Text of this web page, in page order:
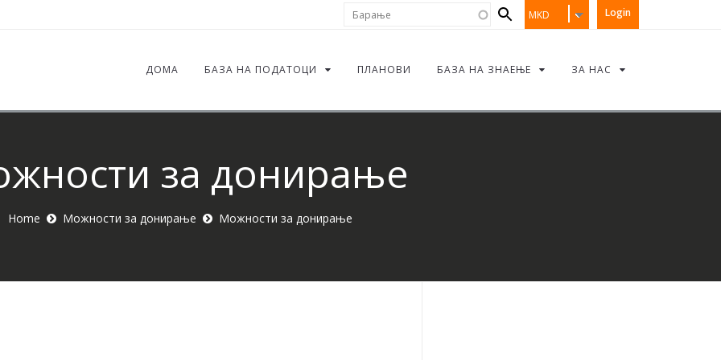
Login
MKD
Search
form
ДОМА БАЗА НА ПОДАТОЦИ ПЛАНОВИ БАЗА НА ЗНАЕЊЕ ЗА НАС
за донирање
Home Можности за донирање Можности за донирање